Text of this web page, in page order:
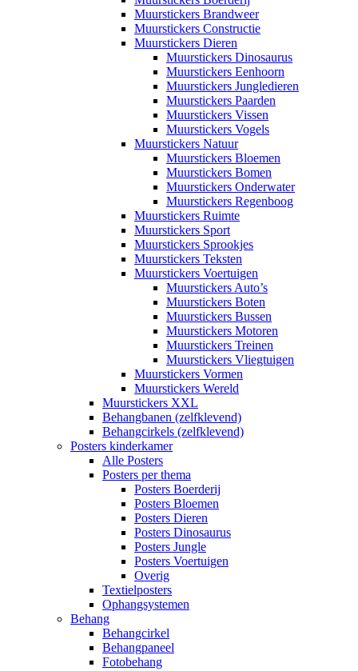
Muurstickers Brandweer
Muurstickers Constructie
Muurstickers Dieren
Muurstickers Dinosaurus
Muurstickers Eenhoorn
Muurstickers Jungledieren
Muurstickers Paarden
Muurstickers Vissen
Muurstickers Vogels
Muurstickers Natuur
Muurstickers Bloemen
Muurstickers Bomen
Muurstickers Onderwater
Muurstickers Regenboog
Muurstickers Ruimte
Muurstickers Sport
Muurstickers Sprookjes
Muurstickers Teksten
Muurstickers Voertuigen
Muurstickers Auto’s
Muurstickers Boten
Muurstickers Bussen
Muurstickers Motoren
Muurstickers Treinen
Muurstickers Vliegtuigen
Muurstickers Vormen
Muurstickers Wereld
Muurstickers XXL
Behangbanen (zelfklevend)
Behangcirkels (zelfklevend)
Posters kinderkamer
Alle Posters
Posters per thema
Posters Boerderij
Posters Bloemen
Posters Dieren
Posters Dinosaurus
Posters Jungle
Posters Voertuigen
Overig
Textielposters
Ophangsystemen
Behang
Behangcirkel
Behangpaneel
Fotobehang